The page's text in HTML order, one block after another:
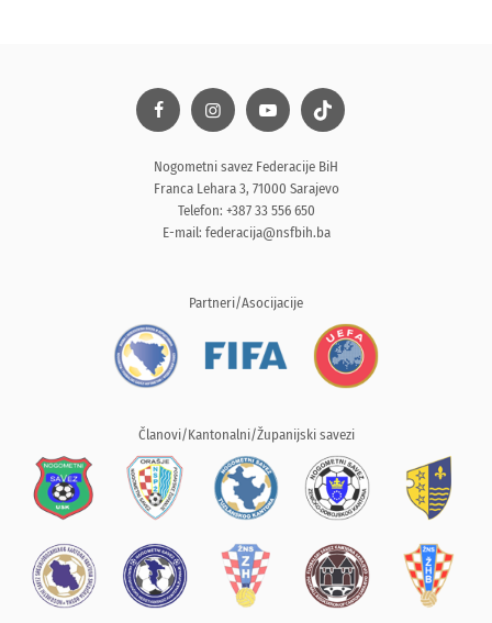
Nogometni savez Federacije BiH
Franca Lehara 3, 71000 Sarajevo
Telefon: +387 33 556 650
E-mail: federacija@nsfbih.ba
Partneri/Asocijacije
Članovi/Kantonalni/Županijski savezi